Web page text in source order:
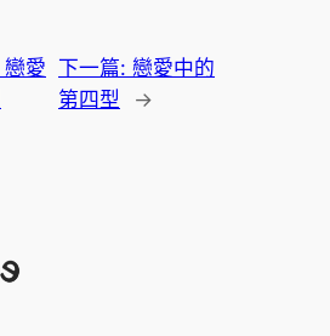
戀愛 下一篇: 戀愛中的
第四型
→